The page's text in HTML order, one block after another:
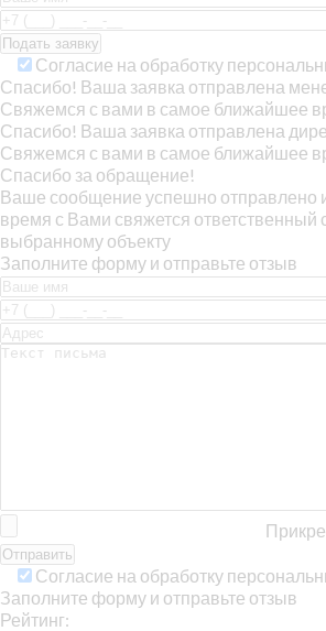
Согласие на обработку
Спасибо! Ваша заявка отправлена
Свяжемся с вами в самое ближайшее
Спасибо! Ваша заявка отправлена
Свяжемся с вами в самое ближайшее
Спасибо за обращение!
Ваше сообщение успешно отправлено
время с Вами свяжется ответственный
выбранному объекту
Заполните форму и отправьте отзыв
Согласие на обработку
Заполните форму и отправьте отзыв
Рейтинг: